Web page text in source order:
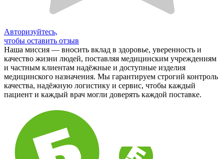
Авторизуйтесь,
чтобы оставить отзыв
Наша миссия — вносить вклад в здоровье, уверенность и
качество жизни людей, поставляя медицинским учреждениям
и частным клиентам надёжные и доступные изделия
медицинского назначения. Мы гарантируем строгий контроль
качества, надёжную логистику и сервис, чтобы каждый
пациент и каждый врач могли доверять каждой поставке.